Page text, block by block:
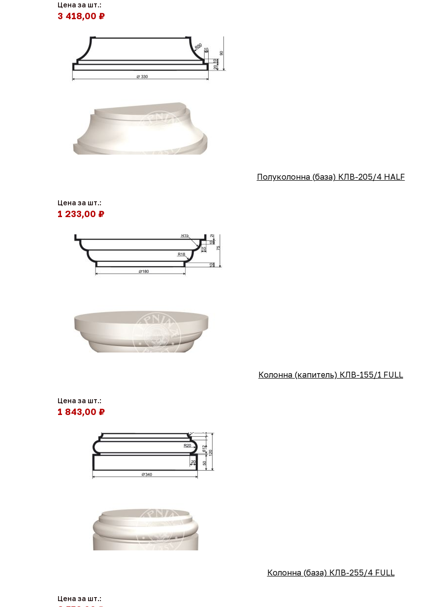
Цена за шт.:
3 418,00 ₽
Полуколонна (база) КЛВ-205/4 HALF
Цена за шт.:
1 233,00 ₽
Колонна (капитель) КЛВ-155/1 FULL
Цена за шт.:
1 843,00 ₽
Колонна (база) КЛВ-255/4 FULL
Цена за шт.: